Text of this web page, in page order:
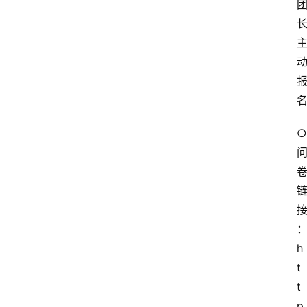
团
长
主
动
报
名
○
问
卷
链
接
：
h
t
t